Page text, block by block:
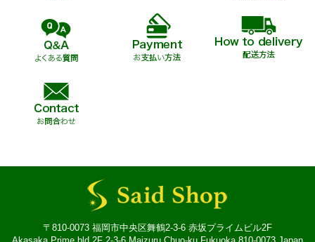
〒810-0073 福岡市中央区舞鶴2-3-6 赤坂プライムビル2F